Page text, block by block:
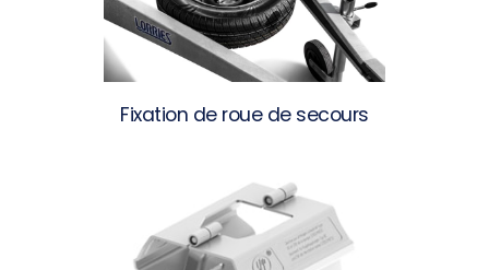
Fixation de roue de secours